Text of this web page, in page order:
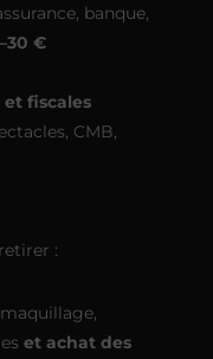
banque,
–30 €
et fiscales
CMB,
:
et achat des